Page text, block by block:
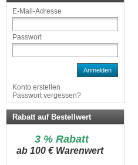
E-Mail-Adresse
Passwort
Anmelden
Konto erstellen
Passwort vergessen?
Rabatt auf Bestellwert
3 % Rabatt
ab 100 € Warenwert